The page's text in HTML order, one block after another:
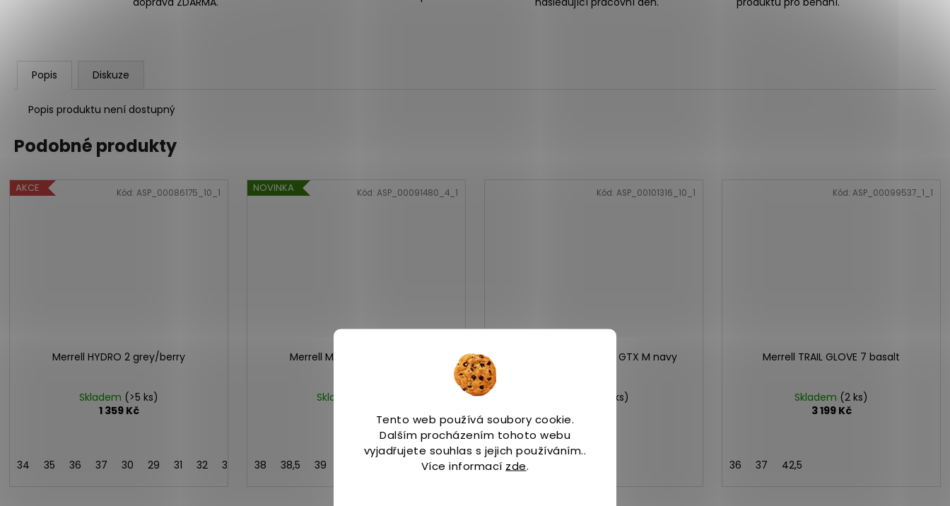
Tento web používá soubory cookie.
Dalším procházením tohoto webu
vyjadřujete souhlas s jejich používáním..
Více informací zde.
Popis Diskuze
Popis produktu není dostupný
Podobné produkty
AKCE
Merrell HYDRO 2 grey/berry
Skladem (>5 ks)
1 359 Kč
34 35 36 37 30 29 31 32 33
Kód: ASP_00086175_10_1 NOVINKA
Merrell MOAB SPEED 2 black
Skladem
38 38,5 39
Kód: ASP_00091480_4_1
Merrell SPEED STRIKE 2 GTX M navy
(1 ks)
45 46
Kód: ASP_00101316_10_1
Merrell TRAIL GLOVE 7 basalt
Skladem (2 ks)
3 199 Kč
36 37 42,5
Kód: ASP_00099537_1_1